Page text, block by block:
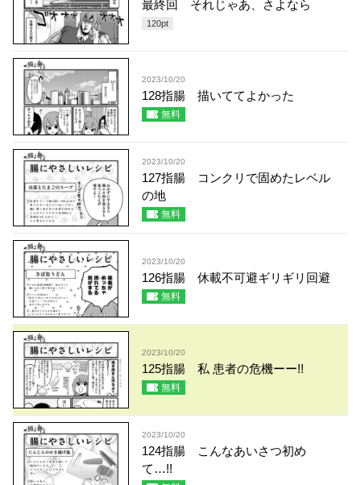
最終回 それじゃあ、さよなら
120pt
2023/10/20
128指腸 描いててよかった
無料
2023/10/20
127指腸 コンクリで固めたレベル
の地
無料
2023/10/20
126指腸 休載不可避ギリギリ回避
無料
2023/10/20
125指腸 私 患者の危機ーー!!
無料
2023/10/20
124指腸 こんなあいさつ初め
て…!!